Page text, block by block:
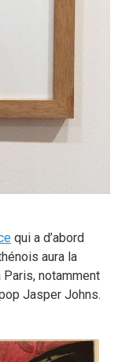
qui a d’abord
aura la
Paris, notamment
Jasper Johns.